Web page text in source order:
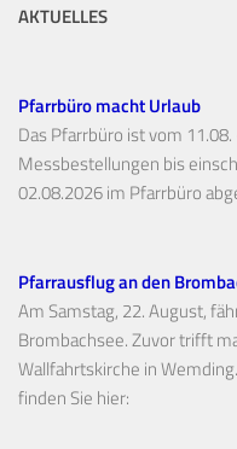
AKTUELLES
Pfarrbüro macht Urlaub
Das Pfarrbüro ist vom
Messbestellungen bis
02.08.2026 im Pfarrbüro
Pfarrausflug an den
Am Samstag, 22. August,
Brombachsee. Zuvor trifft
Wallfahrtskirche in
finden Sie hier: